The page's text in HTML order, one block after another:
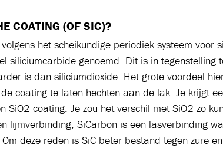
COATING (OF SIC)?
het scheikundige periodiek systeem voor
siliciumcarbide genoemd. Dit is in tegenstelling
is dan siliciumdioxide. Het grote voordeel
coating te laten hechten aan de lak. Je krijgt
SiO2 coating. Je zou het verschil met SiO2 zo
lijmverbinding, SiCarbon is een lasverbinding
deze reden is SiC beter bestand tegen zure